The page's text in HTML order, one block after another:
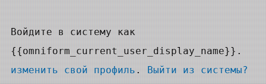
Войдите в систему как
{{omniform_current_user_display_name}}.
изменить свой профиль.Выйти из системы?